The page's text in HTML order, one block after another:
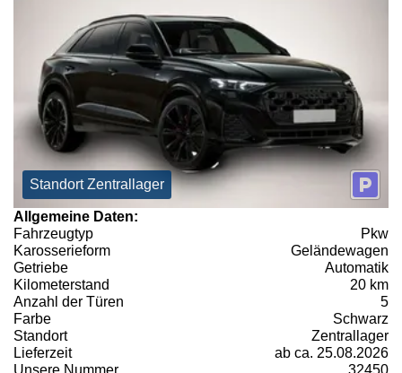
Standort Zentrallager
Allgemeine Daten:
Fahrzeugtyp
Pkw
Karosserieform
Geländewagen
Getriebe
Automatik
Kilometerstand
20 km
Anzahl der Türen
5
Farbe
Schwarz
Standort
Zentrallager
Lieferzeit
ab ca. 25.08.2026
Unsere Nummer
32450